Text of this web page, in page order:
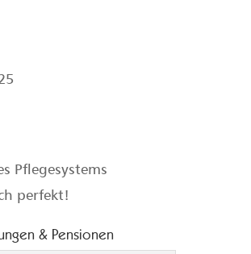
Pflegesystems
perfekt!
& Pensionen